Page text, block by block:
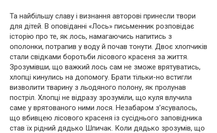
Та найбільшу славу і визнання авторові принесли твори
для дітей. В оповіданні «Лось» письменник розповідає
історію про те, як лось, намагаючись напитись з
ополонки, потрапив у воду й почав тонути. Двоє хлопчиків
стали свідками боротьби лісового красеня за життя.
Зрозумівши, що важкий лось сам не зможе врятуватись,
хлопці кинулись на допомогу. Брати тільки-но встигли
визволити тварину з льодяного полону, як пролунав
постріл. Хлопці не відразу зрозуміли, що куля влучила
саме у врятованого ними лося. Незабаром з’ясувалось,
що вбивцею лісового красеня із сусіднього заповідника
став їх рідний дядько Шпичак. Коли дядько зрозумів, що